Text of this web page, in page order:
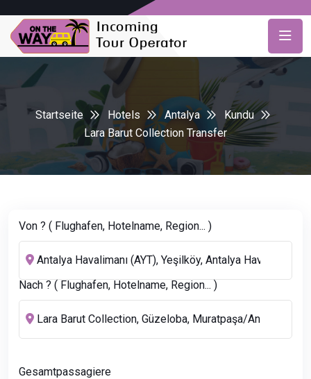
Startseite Hotels Antalya
Kundu
Lara Barut Collection Transfer
Von ? ( Flughafen, Hotelname, Region... )
Nach ? ( Flughafen, Hotelname, Region... )
Gesamtpassagiere